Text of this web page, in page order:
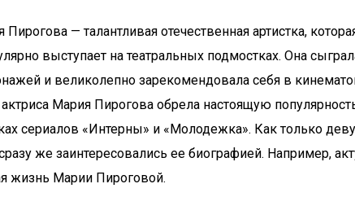
Пирогова — талантливая отечественная артистка,
выступает на театральных подмостках. Она
и великолепно зарекомендовала себя в
Мария Пирогова обрела настоящую
сериалов «Интерны» и «Молодежка». Как только
же заинтересовались ее биографией. Например,
жизнь Марии Пироговой.